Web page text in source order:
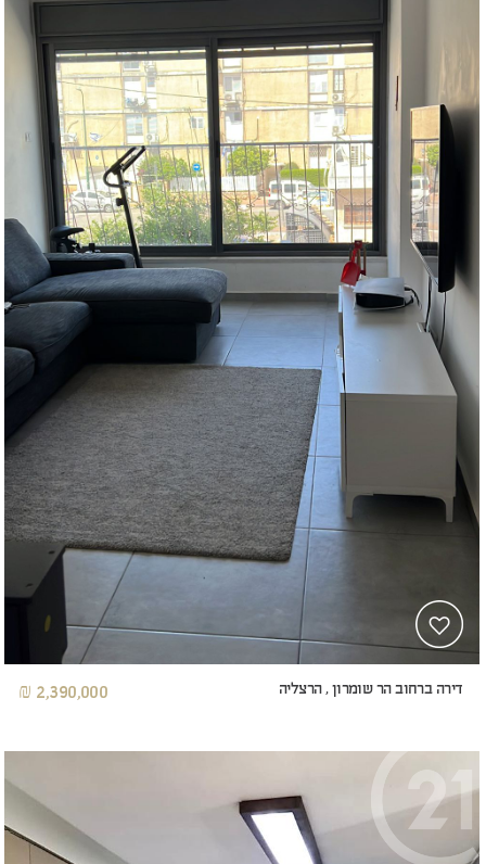
דירה ברחוב הר שומרון , הרצליה 2,390,000 ₪